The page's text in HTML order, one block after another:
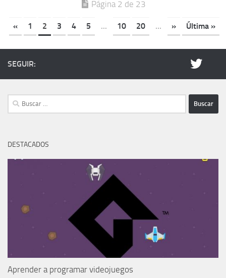
Página 2 de 23
« 1 2 3 4 5 ... 10 20 ... » Última »
SEGUIR:
Buscar:
DESTACADOS
Aprender a programar videojuegos